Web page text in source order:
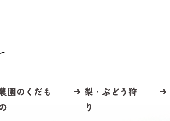
園のくだも
梨・ぶどう狩
り